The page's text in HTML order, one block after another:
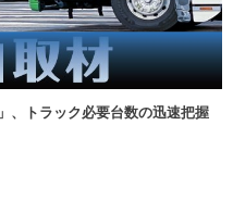
、トラック必要台数の迅速把握